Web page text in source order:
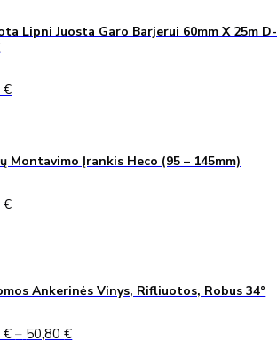
Lipni Juosta Garo Barjerui 60mm X 25m D-
€
Montavimo Įrankis Heco (95 – 145mm)
€
Ankerinės Vinys, Rifliuotos, Robus 34°
€ – 50,80€Price